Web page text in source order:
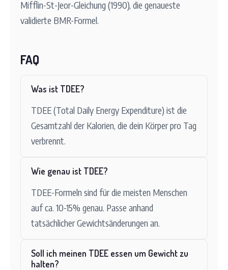
Mifflin-St-Jeor-Gleichung (1990), die genaueste
validierte BMR-Formel.
FAQ
Was ist TDEE?
TDEE (Total Daily Energy Expenditure) ist die
Gesamtzahl der Kalorien, die dein Körper pro Tag
verbrennt.
Wie genau ist TDEE?
TDEE-Formeln sind für die meisten Menschen
auf ca. 10-15% genau. Passe anhand
tatsächlicher Gewichtsänderungen an.
Soll ich meinen TDEE essen um Gewicht zu
halten?